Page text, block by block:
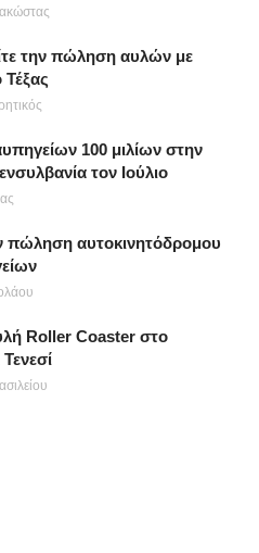
την πώληση αυλών με
Τέξας
100 μιλίων στην
τον Ιούλιο
πώληση αυτοκινητόδρομου
Roller Coaster στο
Τενεσί